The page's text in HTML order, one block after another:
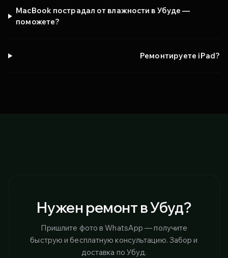
MacBook пострадал от влажности в Убуде —
поможете?
Ремонтируете iPad?
Нужен ремонт в Убуд?
Пришлите фото в WhatsApp — получите
быструю и бесплатную консультацию. Забор и
доставка по Убуд.